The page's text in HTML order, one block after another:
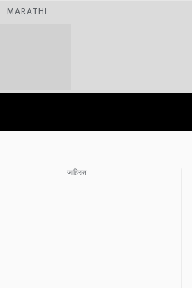
MARATHI
जाहिरात